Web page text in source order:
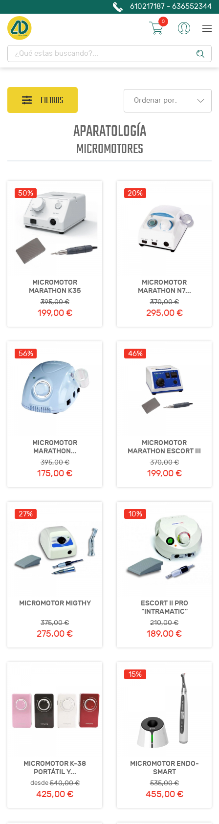
610217187 - 636552344
0
FILTROS Ordenar por:
APARATOLOGÍA
MICROMOTORES
50%
MICROMOTOR
MARATHON K35
395,00 €
199,00 €
20%
MICROMOTOR
MARATHON N7...
370,00 €
295,00 €
56%
MICROMOTOR
MARATHON...
395,00 €
175,00 €
46%
MICROMOTOR
MARATHON ESCORT III
370,00 €
199,00 €
27%
MICROMOTOR MIGTHY
375,00 €
275,00 €
10%
ESCORT II PRO
“INTRAMATIC”
210,00 €
189,00 €
MICROMOTOR K-38
PORTÁTIL Y...
desde540,00 €
425,00 €
15%
MICROMOTOR ENDO-
SMART
535,00 €
455,00 €